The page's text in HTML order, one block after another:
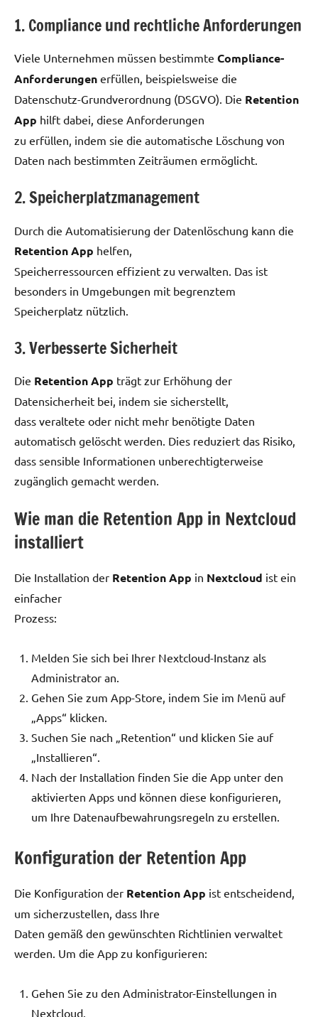
1. Compliance und rechtliche Anforderungen
Viele Unternehmen müssen bestimmte Compliance-
Anforderungen erfüllen, beispielsweise die
Datenschutz-Grundverordnung (DSGVO). Die Retention
App hilft dabei, diese Anforderungen
zu erfüllen, indem sie die automatische Löschung von
Daten nach bestimmten Zeiträumen ermöglicht.
2. Speicherplatzmanagement
Durch die Automatisierung der Datenlöschung kann die
Retention App helfen,
Speicherressourcen effizient zu verwalten. Das ist
besonders in Umgebungen mit begrenztem
Speicherplatz nützlich.
3. Verbesserte Sicherheit
Die Retention App trägt zur Erhöhung der
Datensicherheit bei, indem sie sicherstellt,
dass veraltete oder nicht mehr benötigte Daten
automatisch gelöscht werden. Dies reduziert das Risiko,
dass sensible Informationen unberechtigterweise
zugänglich gemacht werden.
Wie man die Retention App in Nextcloud
installiert
Die Installation der Retention App in Nextcloud ist ein
einfacher
Prozess:
Melden Sie sich bei Ihrer Nextcloud-Instanz als
Administrator an.
Gehen Sie zum App-Store, indem Sie im Menü auf
„Apps“ klicken.
Suchen Sie nach „Retention“ und klicken Sie auf
„Installieren“.
Nach der Installation finden Sie die App unter den
aktivierten Apps und können diese konfigurieren,
um Ihre Datenaufbewahrungsregeln zu erstellen.
Konfiguration der Retention App
Die Konfiguration der Retention App ist entscheidend,
um sicherzustellen, dass Ihre
Daten gemäß den gewünschten Richtlinien verwaltet
werden. Um die App zu konfigurieren:
Gehen Sie zu den Administrator-Einstellungen in
Nextcloud.